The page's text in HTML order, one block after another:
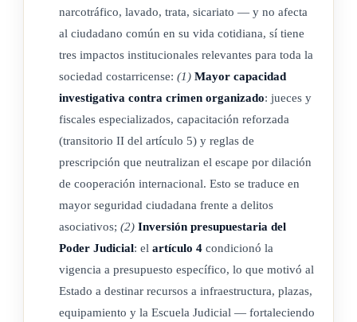
narcotráfico, lavado, trata, sicariato — y no afecta
al ciudadano común en su vida cotidiana, sí tiene
tres impactos institucionales relevantes para toda la
sociedad costarricense: (1) Mayor capacidad
investigativa contra crimen organizado: jueces y
fiscales especializados, capacitación reforzada
(transitorio II del artículo 5) y reglas de
prescripción que neutralizan el escape por dilación
de cooperación internacional. Esto se traduce en
mayor seguridad ciudadana frente a delitos
asociativos; (2) Inversión presupuestaria del
Poder Judicial: el artículo 4 condicionó la
vigencia a presupuesto específico, lo que motivó al
Estado a destinar recursos a infraestructura, plazas,
equipamiento y la Escuela Judicial — fortaleciendo